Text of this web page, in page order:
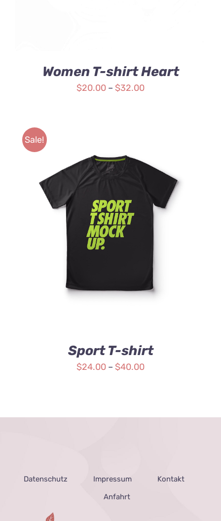
Women T-shirt Heart
$20.00 – $32.00
Sale!
SELECT OPTIONS
Sport T-shirt
$24.00 – $40.00
Datenschutz Impressum
Kontakt
Anfahrt